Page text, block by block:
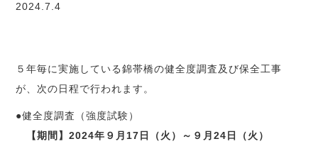
2024.7.4
５年毎に実施している錦帯橋の健全度調査及び保全工事
が、次の日程で行われます。
●健全度調査（強度試験）
【期間】2024年９月17日（火）～９月24日（火）